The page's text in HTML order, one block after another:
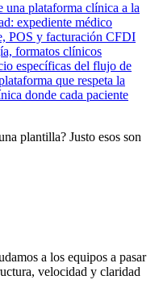
una plataforma clínica a la
expediente médico
POS y facturación CFDI
formatos clínicos
específicas del flujo de
que respeta la
donde cada paciente
plantilla? Justo esos son
a los equipos a pasar
velocidad y claridad